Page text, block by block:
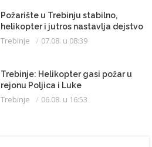
Požarište u Trebinju stabilno,
helikopter i jutros nastavlja dejstvo
Trebinje 07.08. u 08:39
Trebinje: Helikopter gasi požar u
rejonu Poljica i Luke
Trebinje 06.08. u 16:53